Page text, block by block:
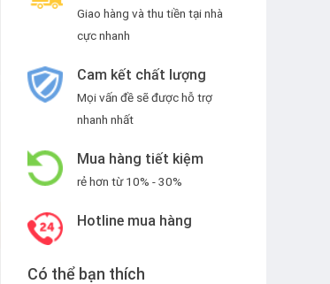
Giao hàng và thu tiền tại nhà
cực nhanh
Cam kết chất lượng
Mọi vấn đề sẽ được hỗ trợ
nhanh nhất
Mua hàng tiết kiệm
rẻ hơn từ 10% - 30%
Hotline mua hàng
Có thể bạn thích